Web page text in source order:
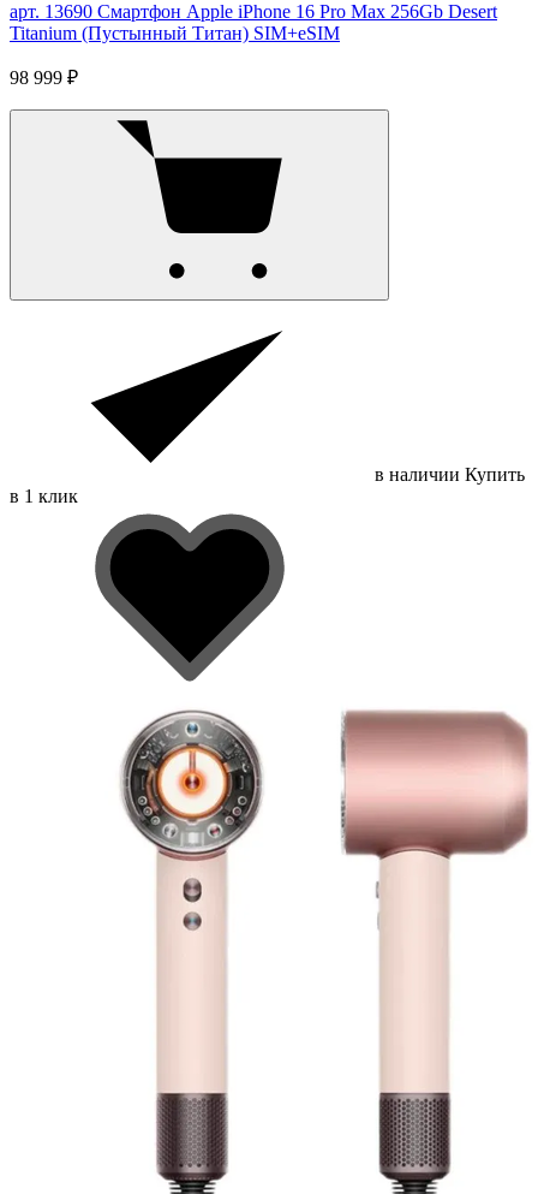
арт. 13690 Смартфон Apple iPhone 16 Pro Max 256Gb Desert
Titanium (Пустынный Титан) SIM+eSIM
98 999 ₽
в наличии Купить
в 1 клик